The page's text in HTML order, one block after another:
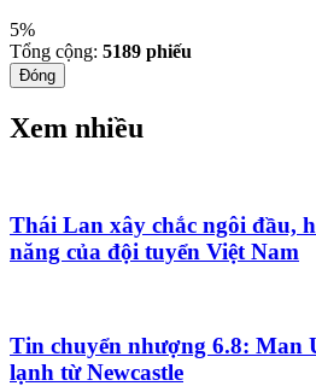
5%
Tổng cộng: 5189 phiếu
Đóng
Xem nhiều
Thái Lan xây chắc ngôi đầu,
năng của đội tuyển Việt Nam
Tin chuyển nhượng 6.8: Man
lạnh từ Newcastle